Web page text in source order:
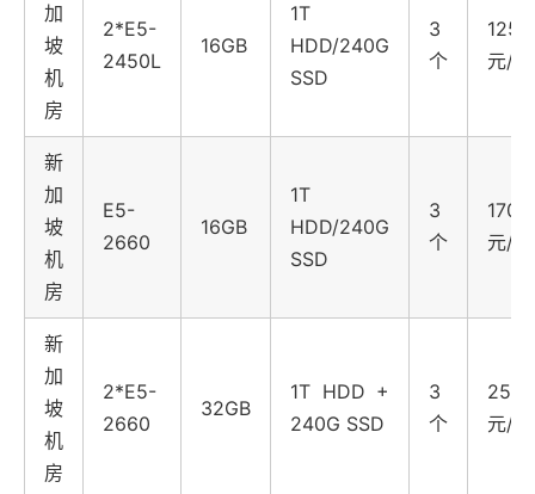
加
坡
机
房
2*E5-
2450L
16GB
1T
HDD/240G
SSD
3
个
1250
元/月
新
加
坡
机
房
E5-
2660
16GB
1T
HDD/240G
SSD
3
个
1700
元/月
新
加
坡
机
房
2*E5-
2660
32GB
1T HDD +
240G SSD
3
个
2550
元/月